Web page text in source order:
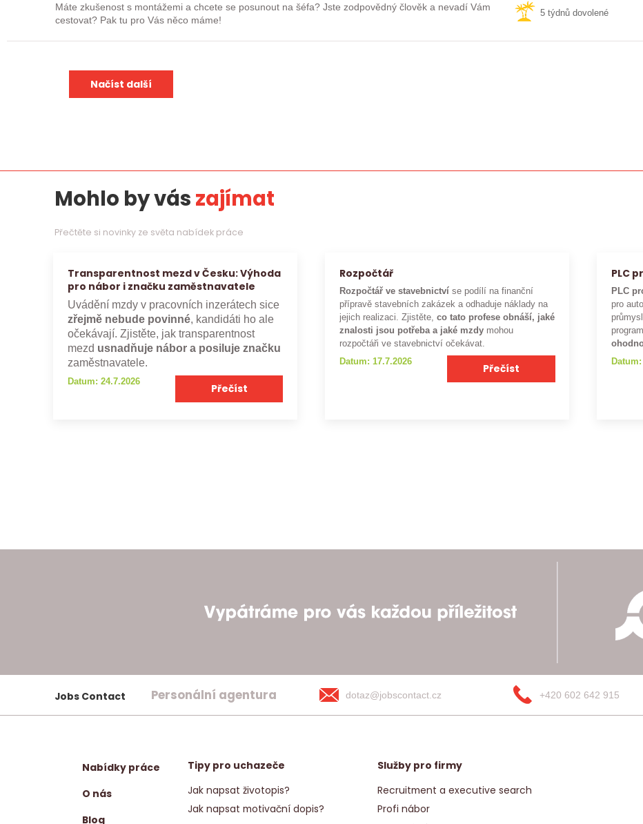
Máte zkušenost s montážemi a chcete se posunout na šéfa? Jste zodpovědný člověk a nevadí Vám
cestovat? Pak tu pro Vás něco máme!
5 týdnů dovolené
Načíst další
Mohlo by vászajímat
Přečtěte si novinky ze světa nabídek práce
Transparentnost mezd v Česku: Výhoda
pro nábor i značku zaměstnavatele
Uvádění mzdy v pracovních inzerátech sice
zřejmě nebude povinné, kandidáti ho ale
očekávají. Zjistěte, jak transparentnost
mezd usnadňuje nábor a posiluje značku
zaměstnavatele.
Datum: 24.7.2026
Přečíst
Rozpočtář
Rozpočtář ve stavebnictví se podílí na finanční
přípravě stavebních zakázek a odhaduje náklady na
jejich realizaci. Zjistěte,co tato profese obnáší, jaké
znalosti jsou potřeba a jaké mzdy mohou
rozpočtáři ve stavebnictví očekávat.
Datum: 17.7.2026
Přečíst
PLC
PLC
pro
Jobs Contact Personální agentura dotaz@jobscontact.cz +420 602 642 915
Nabídky práce
O nás
Blog
Tipy pro uchazeče
Jak napsat životopis?
Jak napsat motivační dopis?
Služby pro firmy
Recruitment a executive search
Profi nábor